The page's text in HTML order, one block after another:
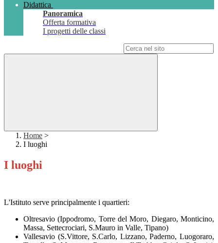
Didattica
Panoramica
Offerta formativa
I progetti delle classi
Home >
I luoghi
I luoghi
L'Istituto serve principalmente i quartieri:
Oltresavio (Ippodromo, Torre del Moro, Diegaro, Monticino,
Massa, Settecrociari, S.Mauro in Valle, Tipano)
Vallesavio (S.Vittore, S.Carlo, Lizzano, Paderno, Luogoraro,